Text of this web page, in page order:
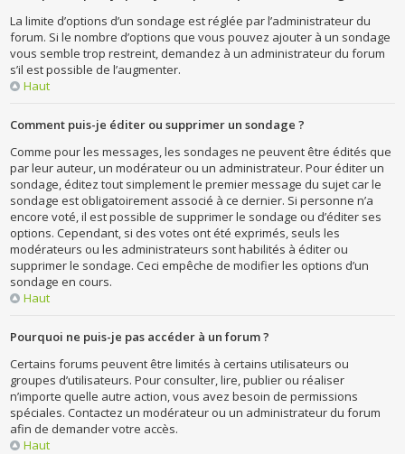
La limite d’options d’un sondage est réglée par l’administrateur du
forum. Si le nombre d’options que vous pouvez ajouter à un sondage
vous semble trop restreint, demandez à un administrateur du forum
s’il est possible de l’augmenter.
Haut
Comment puis-je éditer ou supprimer un sondage ?
Comme pour les messages, les sondages ne peuvent être édités que
par leur auteur, un modérateur ou un administrateur. Pour éditer un
sondage, éditez tout simplement le premier message du sujet car le
sondage est obligatoirement associé à ce dernier. Si personne n’a
encore voté, il est possible de supprimer le sondage ou d’éditer ses
options. Cependant, si des votes ont été exprimés, seuls les
modérateurs ou les administrateurs sont habilités à éditer ou
supprimer le sondage. Ceci empêche de modifier les options d’un
sondage en cours.
Haut
Pourquoi ne puis-je pas accéder à un forum ?
Certains forums peuvent être limités à certains utilisateurs ou
groupes d’utilisateurs. Pour consulter, lire, publier ou réaliser
n’importe quelle autre action, vous avez besoin de permissions
spéciales. Contactez un modérateur ou un administrateur du forum
afin de demander votre accès.
Haut